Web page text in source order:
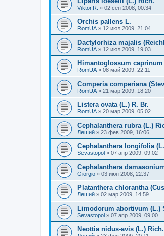
Viktor.R. » 02 сен 2008, 00:34
Orchis pallens L.
RomUA » 12 июл 2009, 21:04
Dactylorhiza majalis
RomUA » 12 июл 2009, 19:03
Himantoglossum caprinum
RomUA » 08 май 2009, 22:11
Comperia comperiana
RomUA » 21 мар 2009, 18:20
Listera ovata (L.) R. Br.
RomUA » 20 мар 2009, 05:02
Cephalanthera rubra (L.)
Леший » 23 фев 2009, 16:06
Cephalanthera longifolia
Sevastopol » 07 апр 2009, 09:02
Cephalanthera
Giorgio » 03 июн 2008, 22:37
Platanthera chlorantha
Леший » 02 мар 2009, 14:59
Limodorum abortivum (L.)
Sevastopol » 07 апр 2009, 09:00
Neottia nidus-avis (L.) Rich.